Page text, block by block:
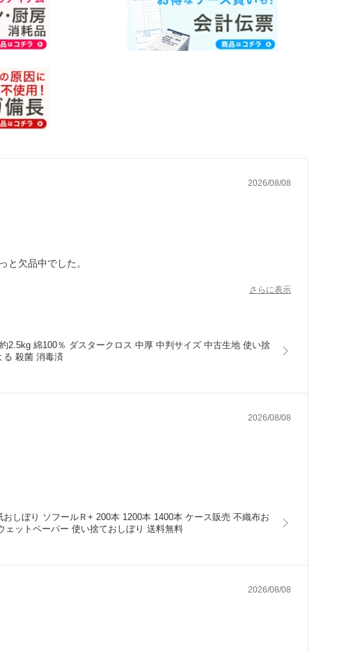
2026/08/08
と欠品中でした。
いで、厚みよし、大きさよし、掃除には完璧です。
ね。とても有難いです。
さらに表示
2.5kg 綿100％ ダスタークロス 中厚 中判サイズ 中古生地 使い捨
る 殺菌 消毒済
2026/08/08
しぼり ソフールＲ+ 200本 1200本 1400本 ケース販売 不織布お
ットペーパー 使い捨ておしぼり 送料無料
2026/08/08